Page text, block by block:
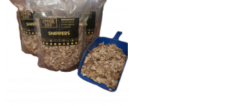
Toevoegen
aan
verlanglijst